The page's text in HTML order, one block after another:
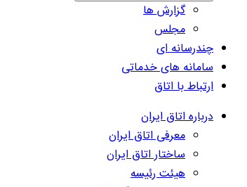
گزارش ها
مجلس
چندرسانه ای
سامانه های خدماتی
ارتباط با اتاق
درباره اتاق ایران
معرفی اتاق ایران
ساختار اتاق ایران
هیئت رئیسه